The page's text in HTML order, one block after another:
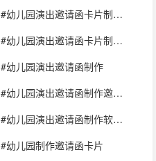
#幼儿园演出邀请函卡片制作邀请卡图片
#幼儿园演出邀请函卡片制作邀请函图片
#幼儿园演出邀请函制作
#幼儿园演出邀请函制作邀请卡图片
#幼儿园演出邀请函制作软件下载
#幼儿园制作邀请函卡片